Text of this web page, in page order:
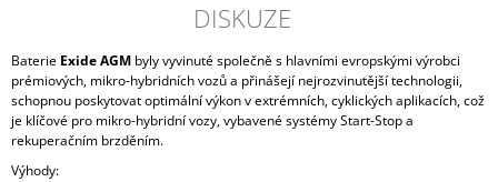
DISKUZE
Baterie Exide AGM byly vyvinuté společně s hlavními evropskými výrobci
prémiových, mikro-hybridních vozů a přinášejí nejrozvinutější technologii,
schopnou poskytovat optimální výkon v extrémních, cyklických aplikacích, což
je klíčové pro mikro-hybridní vozy, vybavené systémy Start-Stop a
rekuperačním brzděním.
Výhody: